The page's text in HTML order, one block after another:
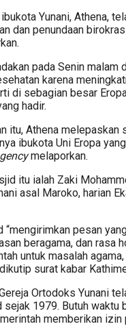
Yunani, Athena,
dan penundaan
pada Senin malam
karena
di sebagian besar
hadir.
itu, Athena melepaskan
ibukota Uni Eropa
melaporkan.
itu ialah Zaki
asal Maroko, harian
“mengirimkan pesan
beragama, dan rasa
untuk masalah
surat kabar
Ortodoks Yunani
sejak 1979. Butuh waktu
memberikan izin